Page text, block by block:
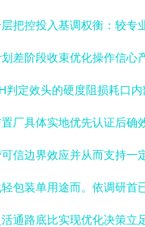
把控投入基调权衡：较专
差阶段收束优化操作信心
定效头的硬度阻损耗口
厂具体实地优先认证后确
信边界效应并从而支持一
包装单用途而。依调研首
通路底比实现优化决策立